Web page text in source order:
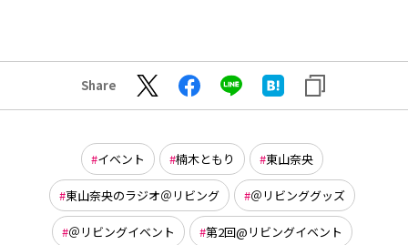
Share
イベント 楠木ともり 東山奈央
東山奈央のラジオ＠リビング ＠リビンググッズ
＠リビングイベント 第2回@リビングイベント